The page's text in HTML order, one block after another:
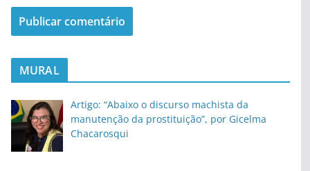
MURAL
Artigo: “Abaixo o discurso machista da
manutenção da prostituição”, por Gicelma
Chacarosqui